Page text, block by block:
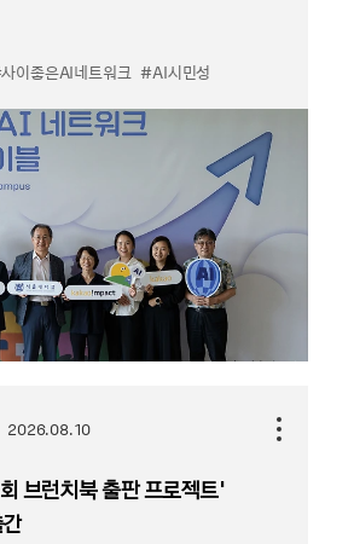
이좋은AI네트워크 #AI시민성
2026.08.10
브런치북 출판 프로젝트'